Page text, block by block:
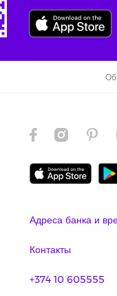
Адреса банка и
Контакты
+374 10 605555